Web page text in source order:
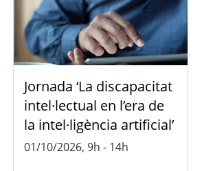
Jornada ‘La discapacitat
intel·lectual en l’era de
la intel·ligència artificial’
01/10/2026, 9h - 14h